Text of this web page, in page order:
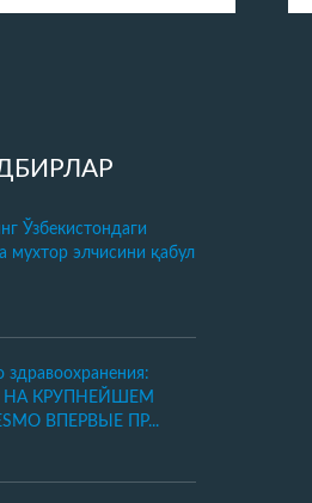
Ўзбекистондaги
мухтор элчисини қaбул
здравоохранения:
НА КРУПНЕЙШЕМ
ВПЕРВЫЕ ПР...